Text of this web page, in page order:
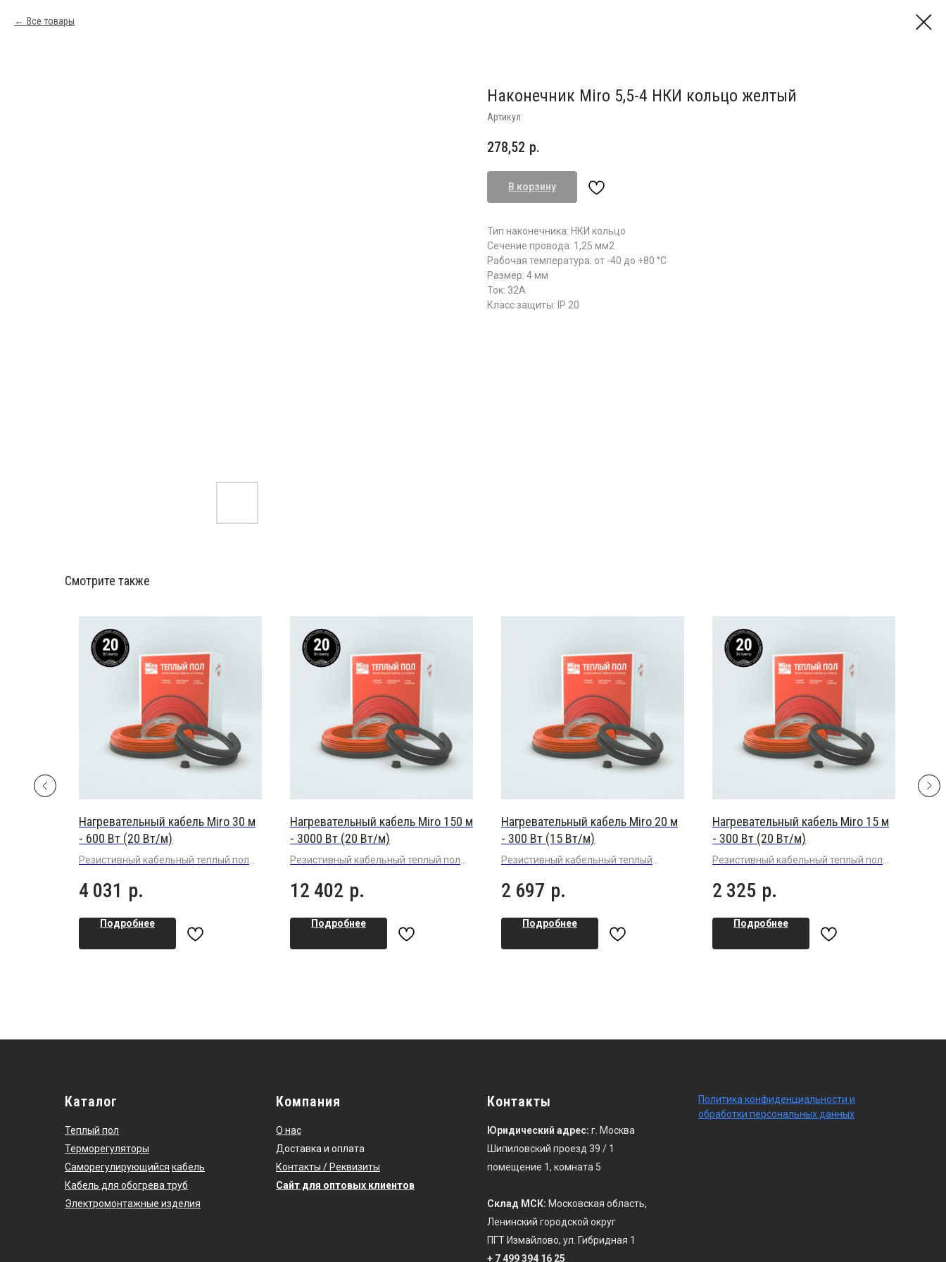
Все товары
Наконечник Miro 5,5-4 НКИ кольцо желтый
Артикул:
278,52 р.
В корзину
Тип наконечника: НКИ кольцо
Сечение провода: 1,25 мм2
Рабочая температура: от -40 до +80 °С
Размер: 4 мм
Ток: 32А
Класс защиты: IP 20
Смотрите также
Нагревательный кабель Miro 30 м
- 600 Вт (20 Вт/м)
Резистивный кабельный теплый пол
плиточный клей под плитку или
керамогранит
4 031 р.
Подробнее
Нагревательный кабель Miro 150 м
- 3000 Вт (20 Вт/м)
Резистивный кабельный теплый пол
плиточный клей под плитку или
керамогранит
12 402 р.
Подробнее
Нагревательный кабель Miro 20 м
- 300 Вт (15 Вт/м)
Резистивный кабельный теплый
плитку или керамогранит
2 697 р.
Подробнее
Нагревательный кабель Miro 15 м
- 300 Вт (20 Вт/м)
Резистивный кабельный теплый пол
плиточный клей под плитку или
керамогранит
2 325 р.
Подробнее
Каталог
Теплый пол
Терморегуляторы
Саморегулирующийся кабель
Кабель для обогрева труб
Электромонтажные изделия
Компания
О нас
Доставка и оплата
Контакты / Реквизиты
Сайт для оптовых клиентов
Контакты
Юридический адрес: г. Москва
Шипиловский проезд 39 / 1
помещение 1, комната 5
Склад МСК: Московская область,
Ленинский городской округ
ПГТ Измайлово, ул. Гибридная 1
+ 7 499 394 16 25
Политика конфиденциальности и
обработки персональных данных